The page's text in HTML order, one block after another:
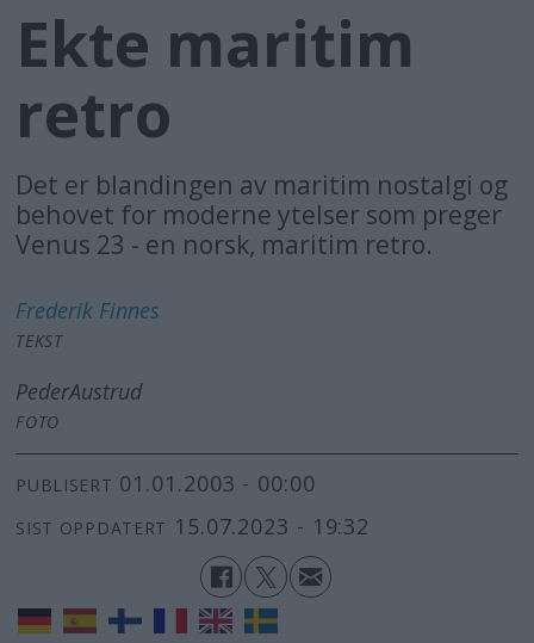
Ekte maritim
retro
Det er blandingen av maritim nostalgi og
behovet for moderne ytelser som preger
Venus 23 - en norsk, maritim retro.
Frederik Finnes
TEKST
PederAustrud
FOTO
PUBLISERT 01.01.2003 - 00:00
SIST OPPDATERT 15.07.2023 - 19:32